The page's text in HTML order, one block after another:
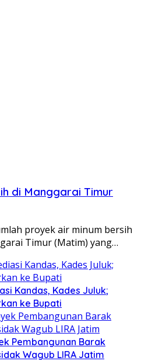
di Manggarai Timur
proyek air minum bersih
Timur (Matim) yang…
Kandas, Kades Juluk;
ke Bupati
Pembangunan Barak
Wagub LIRA Jatim